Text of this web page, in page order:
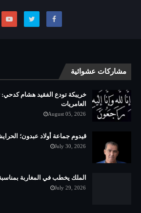
مشاركات عشوائية
خريبكة تودع الفقيد هشام كدحي:
العامريات
August 05, 2026
قيدوم جماعة أولاد عبدون؛
July 30, 2026
الملك يخطب في المغاربة
July 29, 2026